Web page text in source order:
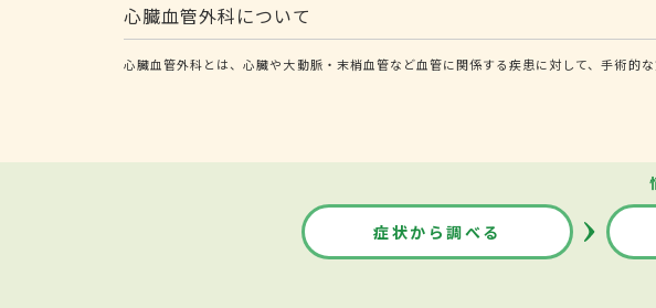
心臓血管外科について
心臓血管外科とは、心臓や大動脈・末梢血管など血管に関係する疾患に対して、手術的
症状から調べる